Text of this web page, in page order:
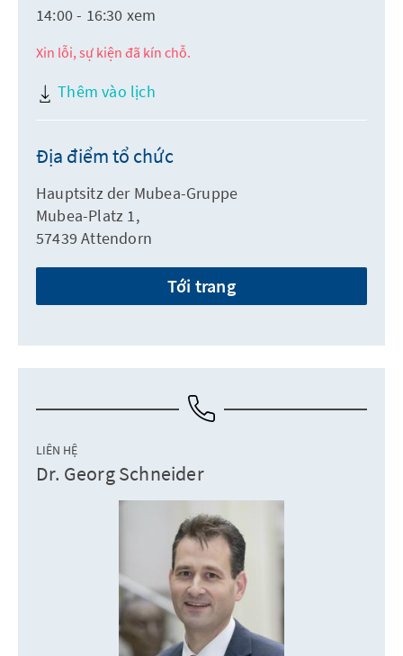
14:00 - 16:30 xem
Xin lỗi, sự kiện đã kín chỗ.
Thêm vào lịch
Địa điểm tổ chức
Hauptsitz der Mubea-Gruppe
Mubea-Platz 1,
57439 Attendorn
Tới trang
LIÊN HỆ
Dr. Georg Schneider